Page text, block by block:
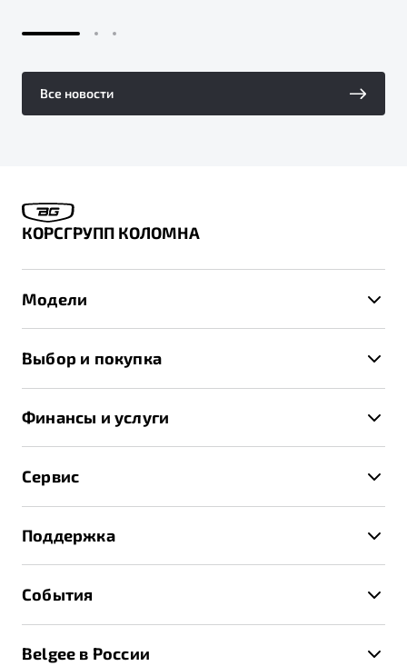
Все новости
КОРСГРУПП КОЛОМНА
Модели
X70
Выбор и покупка
Записаться на тест-драйв
Получить предложение
Финансы и услуги
Страхование
Расчет КАСКО
Сервис
Техническое обслуживание
Калькулятор ТО
Поддержка
Помощь на дорогах
События
Belgee в России